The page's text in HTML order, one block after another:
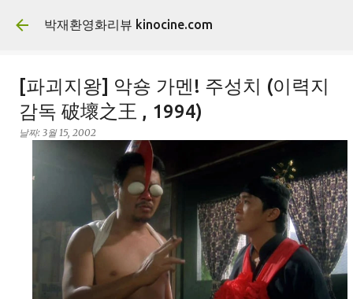
기본 콘텐츠로 건너뛰기
박재환영화리뷰 kinocine.com
[파괴지왕] 악숑 가멘! 주성치 (이력지
감독 破壞之王 , 1994)
날짜: 3월 15, 2002